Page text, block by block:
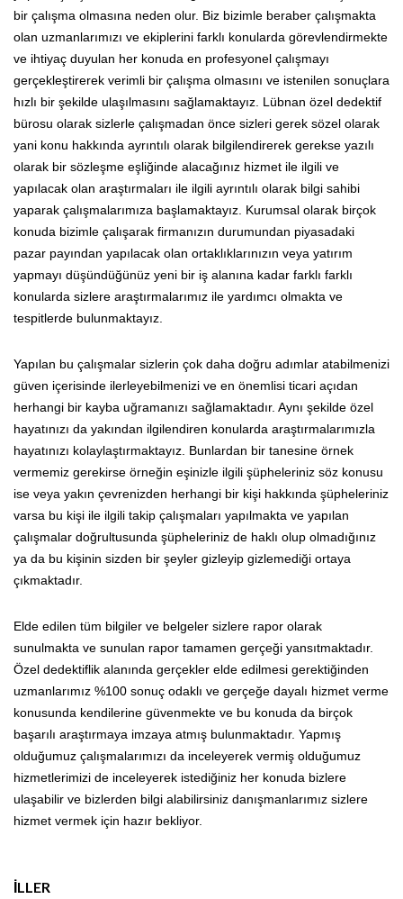
bir çalışma olmasına neden olur. Biz bizimle beraber çalışmakta
olan uzmanlarımızı ve ekiplerini farklı konularda görevlendirmekte
ve ihtiyaç duyulan her konuda en profesyonel çalışmayı
gerçekleştirerek verimli bir çalışma olmasını ve istenilen sonuçlara
hızlı bir şekilde ulaşılmasını sağlamaktayız. Lübnan özel dedektif
bürosu olarak sizlerle çalışmadan önce sizleri gerek sözel olarak
yani konu hakkında ayrıntılı olarak bilgilendirerek gerekse yazılı
olarak bir sözleşme eşliğinde alacağınız hizmet ile ilgili ve
yapılacak olan araştırmaları ile ilgili ayrıntılı olarak bilgi sahibi
yaparak çalışmalarımıza başlamaktayız. Kurumsal olarak birçok
konuda bizimle çalışarak firmanızın durumundan piyasadaki
pazar payından yapılacak olan ortaklıklarınızın veya yatırım
yapmayı düşündüğünüz yeni bir iş alanına kadar farklı farklı
konularda sizlere araştırmalarımız ile yardımcı olmakta ve
tespitlerde bulunmaktayız.
Yapılan bu çalışmalar sizlerin çok daha doğru adımlar atabilmenizi
güven içerisinde ilerleyebilmenizi ve en önemlisi ticari açıdan
herhangi bir kayba uğramanızı sağlamaktadır. Aynı şekilde özel
hayatınızı da yakından ilgilendiren konularda araştırmalarımızla
hayatınızı kolaylaştırmaktayız. Bunlardan bir tanesine örnek
vermemiz gerekirse örneğin eşinizle ilgili şüpheleriniz söz konusu
ise veya yakın çevrenizden herhangi bir kişi hakkında şüpheleriniz
varsa bu kişi ile ilgili takip çalışmaları yapılmakta ve yapılan
çalışmalar doğrultusunda şüpheleriniz de haklı olup olmadığınız
ya da bu kişinin sizden bir şeyler gizleyip gizlemediği ortaya
çıkmaktadır.
Elde edilen tüm bilgiler ve belgeler sizlere rapor olarak
sunulmakta ve sunulan rapor tamamen gerçeği yansıtmaktadır.
Özel dedektiflik alanında gerçekler elde edilmesi gerektiğinden
uzmanlarımız %100 sonuç odaklı ve gerçeğe dayalı hizmet verme
konusunda kendilerine güvenmekte ve bu konuda da birçok
başarılı araştırmaya imzaya atmış bulunmaktadır. Yapmış
olduğumuz çalışmalarımızı da inceleyerek vermiş olduğumuz
hizmetlerimizi de inceleyerek istediğiniz her konuda bizlere
ulaşabilir ve bizlerden bilgi alabilirsiniz danışmanlarımız sizlere
hizmet vermek için hazır bekliyor.
İLLER